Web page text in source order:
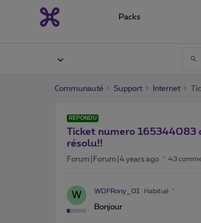
Packs
Communauté Support Internet
RÉPONDU
Ticket numero 165344083
résolu!!
Forum|Forum|4 years ago 43
W WDFRony_01 Habitué
Bonjour